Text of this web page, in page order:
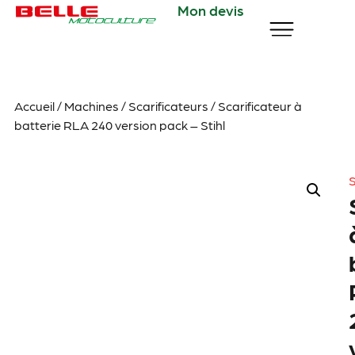
Mon devis
Accueil/ Machines / Scarificateurs / Scarificateur à
batterie RLA 240 version pack – Stihl